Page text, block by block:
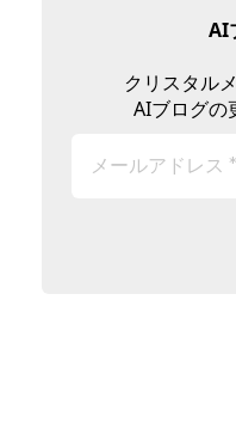
AI
クリスタル
AIブログの